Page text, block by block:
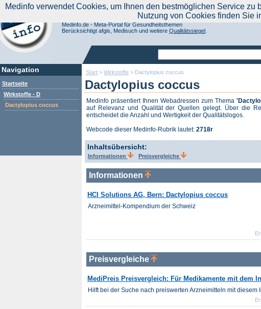
Start > Wirkstoffe > Dactylopius coccus
Dactylopius coccus
Medinfo präsentiert Ihnen Webadressen zum Thema
auf Relevanz und Qualität der Quellen gelegt. Über die
entscheidet die Anzahl und Wertigkeit der Qualitätslogos.
Webcode dieser Medinfo-Rubrik lautet: 2718r
Inhaltsübersicht:
Informationen Preisvergleiche
Informationen
HCI Solutions AG, Bern: Dactylopius coccus
Arzneimittel-Kompendium der Schweiz
Preisvergleiche
MediPreis Preisvergleich: Für Medikamente mit dem
Hilft bei der Suche nach preiswerten Arzneimitteln mit diesem
Navigation
Startseite
Wirkstoffe - D
Dactylopius coccus
Aktuelle Nachrichten|Nachrichtentrend |
Suchen Sie noch oder Finden Sie schon?
Medinfo.de - Meta-Portal für Gesundheitsthemen
Berücksichtigt afgis, Medisuch und weitere Qualitätssiegel
Medinfo verwendet Cookies, um Ihnen den bestmöglichen Service
Nutzung von Cookies finden Sie